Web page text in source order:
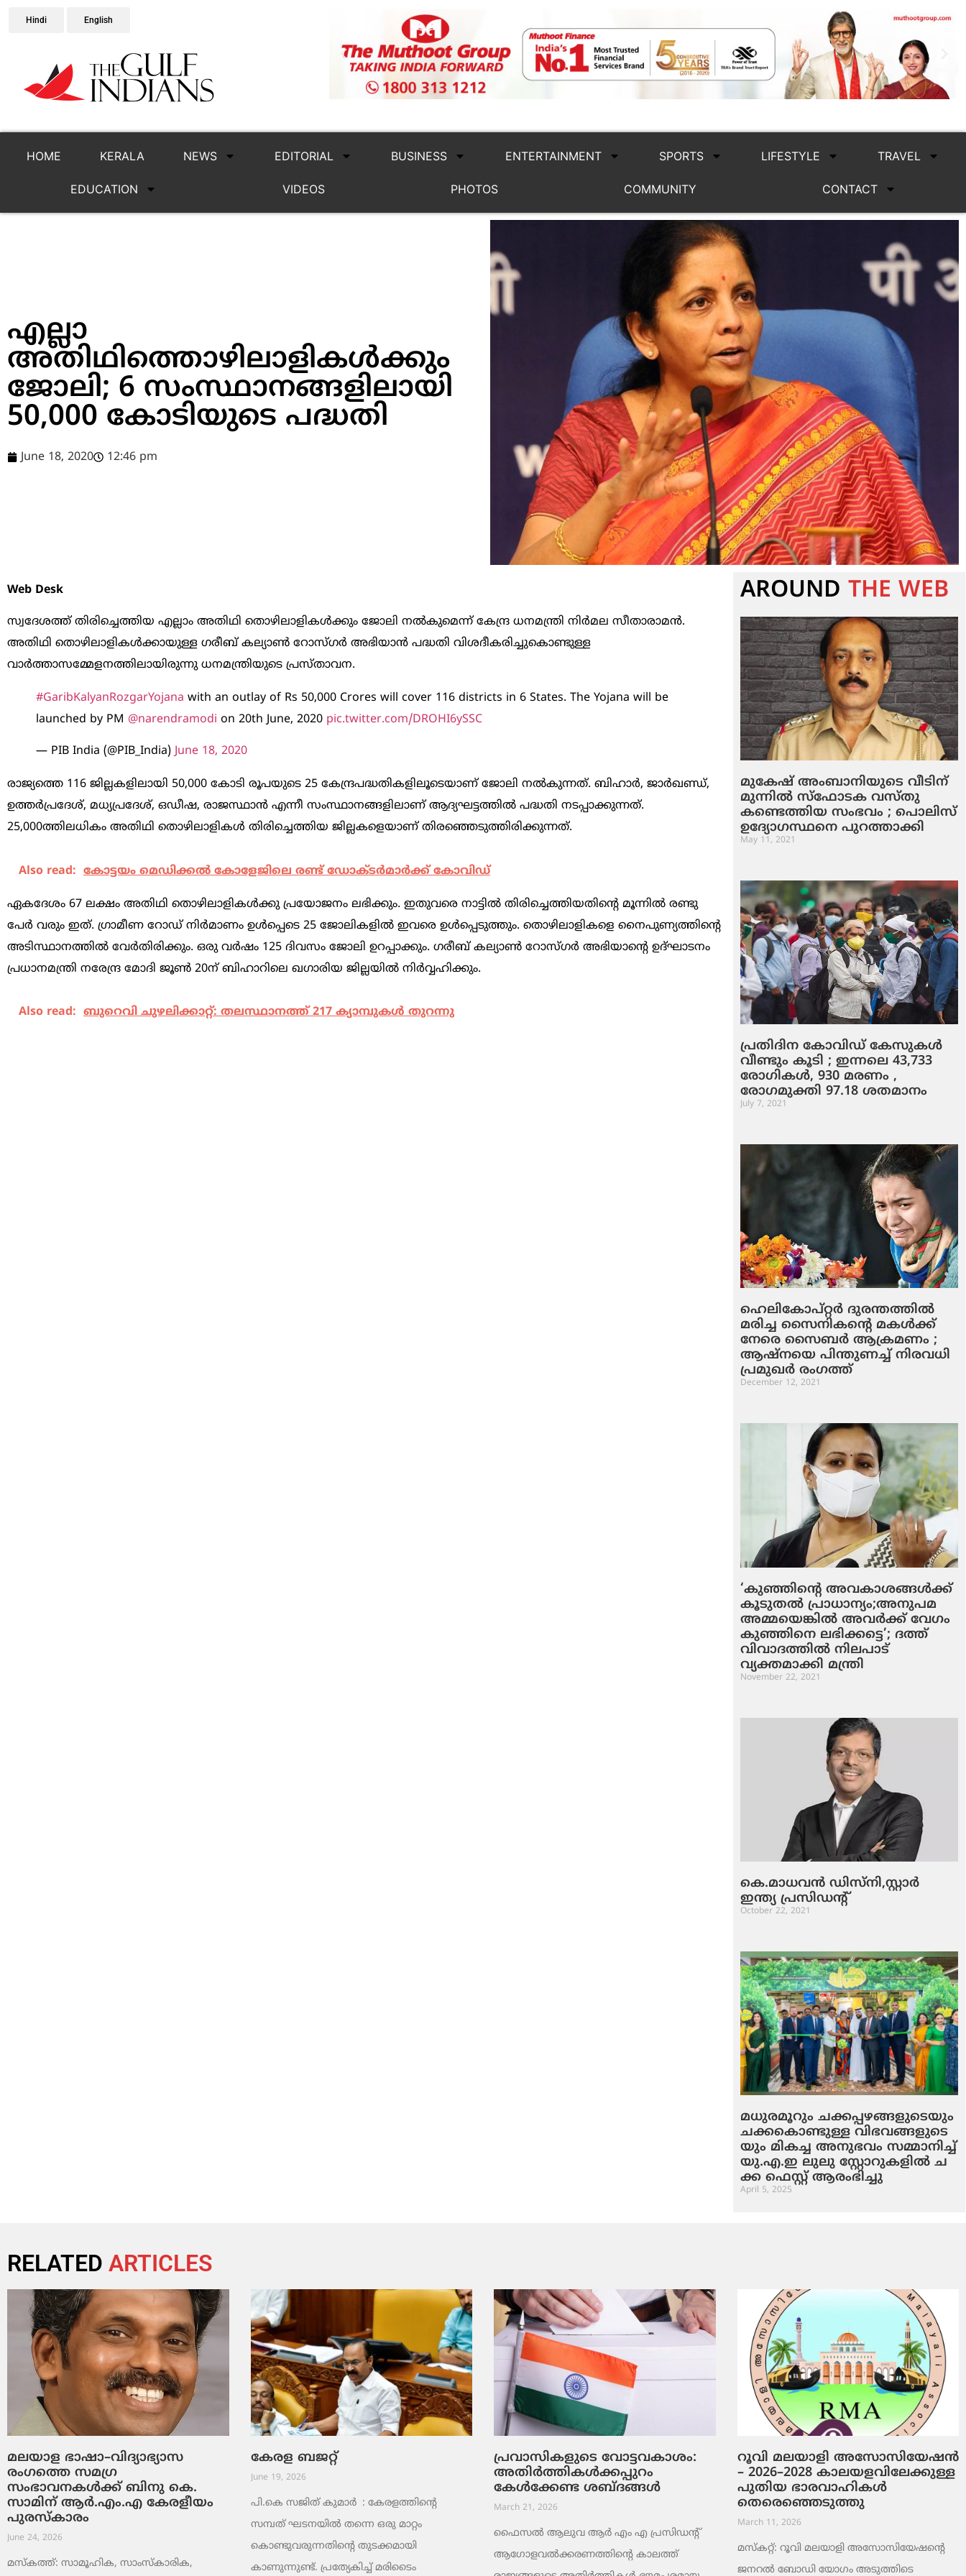
Hindi English
HOME KERALA NEWS EDITORIAL BUSINESS ENTERTAINMENT SPORTS LIFESTYLE TRAVEL
EDUCATION VIDEOS PHOTOS COMMUNITY CONTACT
എല്ലാ
അതിഥിത്തൊഴിലാളികൾക്കും
ജോലി; 6 സംസ്ഥാനങ്ങളിലായി
50,000 കോടിയുടെ പദ്ധതി
June 18, 2020 12:46 pm
Web Desk
സ്വദേശത്ത് തിരിച്ചെത്തിയ എല്ലാം അതിഥി തൊഴിലാളികൾക്കും ജോലി നൽകുമെന്ന് കേന്ദ്ര ധനമന്ത്രി നിർമല സീതാരാമൻ.
അതിഥി തൊഴിലാളികൾക്കായുള്ള ഗരീബ് കല്യാൺ റോസ്ഗർ അഭിയാൻ പദ്ധതി വിശദീകരിച്ചുകൊണ്ടുള്ള
വാർത്താസമ്മേളനത്തിലായിരുന്നു ധനമന്ത്രിയുടെ പ്രസ്താവന.
#GaribKalyanRozgarYojana with an outlay of Rs 50,000 Crores will cover 116 districts in 6 States. The Yojana will be
launched by PM @narendramodi on 20th June, 2020 pic.twitter.com/DROHI6ySSC
— PIB India (@PIB_India)June 18, 2020
രാജ്യത്തെ 116 ജില്ലകളിലായി 50,000 കോടി രൂപയുടെ 25 കേന്ദ്രപദ്ധതികളിലൂടെയാണ് ജോലി നൽകുന്നത്. ബിഹാർ, ജാർഖണ്ഡ്,
ഉത്തർപ്രദേശ്, മധ്യപ്രദേശ്, ഒഡീഷ, രാജസ്ഥാൻ എന്നീ സംസ്ഥാനങ്ങളിലാണ് ആദ്യഘട്ടത്തിൽ പദ്ധതി നടപ്പാക്കുന്നത്.
25,000ത്തിലധികം അതിഥി തൊഴിലാളികൾ തിരിച്ചെത്തിയ ജില്ലകളെയാണ് തിരഞ്ഞെടുത്തിരിക്കുന്നത്.
Also read: കോട്ടയം മെഡിക്കൽ കോളേജിലെ രണ്ട് ഡോക്ടർമാർക്ക് കോവിഡ്
ഏകദേശം 67 ലക്ഷം അതിഥി തൊഴിലാളികൾക്കു പ്രയോജനം ലഭിക്കും. ഇതുവരെ നാട്ടിൽ തിരിച്ചെത്തിയതിന്റെ മൂന്നിൽ രണ്ടു
പേർ വരും ഇത്. ഗ്രാമീണ റോഡ് നിർമാണം ഉൾപ്പെടെ 25 ജോലികളിൽ ഇവരെ ഉൾപ്പെടുത്തും. തൊഴിലാളികളെ നൈപുണ്യത്തിന്റെ
അടിസ്ഥാനത്തിൽ വേർതിരിക്കും. ഒരു വർഷം 125 ദിവസം ജോലി ഉറപ്പാക്കും. ഗരീബ് കല്യാൺ റോസ്ഗർ അഭിയാന്റെ ഉദ്ഘാടനം
പ്രധാനമന്ത്രി നരേന്ദ്ര മോദി ജൂൺ 20ന് ബിഹാറിലെ ഖഗാരിയ ജില്ലയിൽ നിർവ്വഹിക്കും.
Also read: ബുറെവി ചുഴലിക്കാറ്റ്: തലസ്ഥാനത്ത് 217 ക്യാമ്പുകള്‍ തുറന്നു
AROUND THE WEB
മുകേഷ് അംബാനിയുടെ വീടിന്
മുന്നില്‍ സ്‌ഫോടക വസ്തു
കണ്ടെത്തിയ സംഭവം ; പൊലിസ്
ഉദ്യോഗസ്ഥനെ പുറത്താക്കി
May 11, 2021
പ്രതിദിന കോവിഡ് കേസുകള്‍
വീണ്ടും കൂടി ; ഇന്നലെ 43,733
രോഗികള്‍, 930 മരണം ,
രോഗമുക്തി 97.18 ശതമാനം
July 7, 2021
ഹെലികോപ്റ്റര്‍ ദുരന്തത്തില്‍
മരിച്ച സൈനികന്റെ മകള്‍ക്ക്
നേരെ സൈബര്‍ ആക്രമണം ;
ആഷ്‌നയെ പിന്തുണച്ച് നിരവധി
പ്രമുഖര്‍ രംഗത്ത്
December 12, 2021
‘കുഞ്ഞിന്റെ അവകാശങ്ങള്‍ക്ക്
കൂടുതല്‍ പ്രാധാന്യം;അനുപമ
അമ്മയെങ്കില്‍ അവര്‍ക്ക് വേഗം
കുഞ്ഞിനെ ലഭിക്കട്ടെ’; ദത്ത്
വിവാദത്തില്‍ നിലപാട്
വ്യക്തമാക്കി മന്ത്രി
November 22, 2021
കെ.മാധവന്‍ ഡിസ്‌നി,സ്റ്റാര്‍
ഇന്ത്യ പ്രസിഡന്റ്
October 22, 2021
മ​ധു​ര​മൂ​റും ച​ക്ക​പ്പ​ഴ​ങ്ങ​ളു​ടെ​യും
ച​ക്ക​കൊ​ണ്ടു​ള്ള വി​ഭ​വ​ങ്ങ​ളു​ടെ​
യും മി​ക​ച്ച അ​നു​ഭ​വം സ​മ്മാ​നി​ച്ച്
യു.​എ.​ഇ ലു​ലു സ്റ്റോ​റു​ക​ളി​ൽ ച​
ക്ക ഫെ​സ്റ്റ് ആ​രം​ഭി​ച്ചു
April 5, 2025
RELATED ARTICLES
മലയാള ഭാഷാ–വിദ്യാഭ്യാസ
രംഗത്തെ സമഗ്ര
സംഭാവനകൾക്ക് ബിനു കെ.
സാമിന് ആർ.എം.എ കേരളീയം
പുരസ്‌കാരം
June 24, 2026
മസ്കത്ത്: സാമൂഹിക, സാംസ്‌കാരിക,
കേരള ബജറ്റ്
June 19, 2026
പി.കെ സജിത് കുമാര്‍ : കേരളത്തിന്റെ
സമ്പത് ഘടനയിൽ തന്നെ ഒരു മാറ്റം
കൊണ്ടുവരുന്നതിന്റെ തുടക്കമായി
കാണുന്നുണ്ട്. പ്രത്യേകിച്ച് മരിടൈം
പ്രവാസികളുടെ വോട്ടവകാശം:
അതിർത്തികൾക്കപ്പുറം
കേൾക്കേണ്ട ശബ്ദങ്ങൾ
March 21, 2026
ഫൈസൽ ആലുവ ആർ എം എ പ്രസിഡന്റ്
ആഗോളവൽക്കരണത്തിന്റെ കാലത്ത്
റൂവി മലയാളി അസോസിയേഷൻ
– 2026–2028 കാലയളവിലേക്കുള്ള
പുതിയ ഭാരവാഹികൾ
തെരെഞ്ഞെടുത്തു
March 11, 2026
മസ്കറ്റ്: റൂവി മലയാളി അസോസിയേഷന്റെ
ജനറൽ ബോഡി യോഗം അടുത്തിടെ